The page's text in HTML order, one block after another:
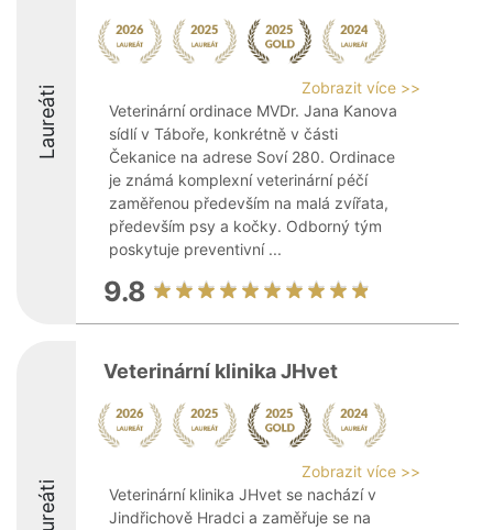
Laureáti
Zobrazit více >>
Veterinární ordinace MVDr. Jana Kanova
sídlí v Táboře, konkrétně v části
Čekanice na adrese Soví 280. Ordinace
je známá komplexní veterinární péčí
zaměřenou především na malá zvířata,
především psy a kočky. Odborný tým
poskytuje preventivní ...
9.8
Veterinární klinika JHvet
Zobrazit více >>
Veterinární klinika JHvet se nachází v
Jindřichově Hradci a zaměřuje se na